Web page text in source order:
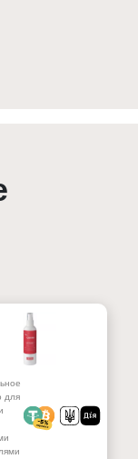
для